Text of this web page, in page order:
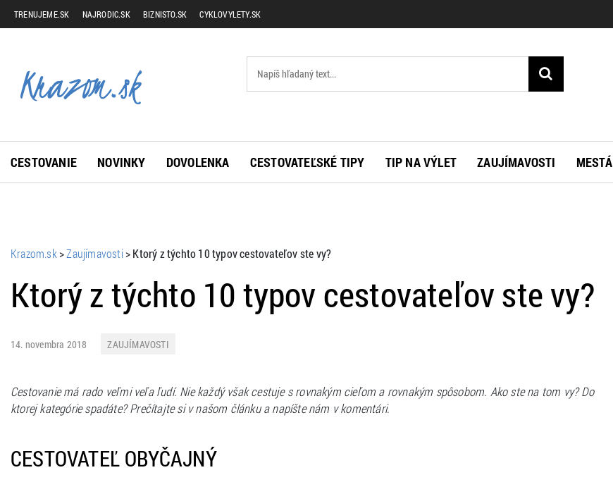
TRENUJEME.SK NAJRODIC.SK BIZNISTO.SK CYKLOVYLETY.SK
CESTOVANIE NOVINKY DOVOLENKA CESTOVATEĽSKÉ TIPY TIP NA VÝLET ZAUJÍMAVOSTI MESTÁ
Krazom.sk>Zaujímavosti>Ktorý z týchto 10 typov cestovateľov ste vy?
Ktorý z týchto 10 typov cestovateľov ste vy?
14. novembra 2018 ZAUJÍMAVOSTI
Cestovanie má rado veľmi veľa ľudí. Nie každý však cestuje s rovnakým cieľom a rovnakým spôsobom. Ako ste na tom vy? Do
ktorej kategórie spadáte? Prečítajte si v našom článku a napíšte nám v komentári.
CESTOVATEĽ OBYČAJNÝ